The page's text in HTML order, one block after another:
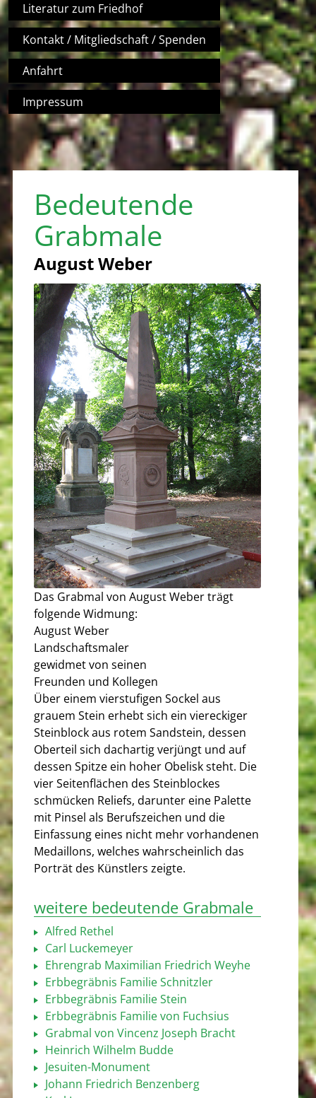
Literatur zum Friedhof
Kontakt / Mitgliedschaft / Spenden
Anfahrt
Impressum
Bedeutende
Grabmale
August Weber
Das Grabmal von August Weber trägt
folgende Widmung:
August Weber
Landschaftsmaler
gewidmet von seinen
Freunden und Kollegen
Über einem vierstufigen Sockel aus
grauem Stein erhebt sich ein viereckiger
Steinblock aus rotem Sandstein, dessen
Oberteil sich dachartig verjüngt und auf
dessen Spitze ein hoher Obelisk steht. Die
vier Seitenflächen des Steinblockes
schmücken Reliefs, darunter eine Palette
mit Pinsel als Berufszeichen und die
Einfassung eines nicht mehr vorhandenen
Medaillons, welches wahrscheinlich das
Porträt des Künstlers zeigte.
weitere bedeutende Grabmale
Alfred Rethel
Carl Luckemeyer
Ehrengrab Maximilian Friedrich Weyhe
Erbbegräbnis Familie Schnitzler
Erbbegräbnis Familie Stein
Erbbegräbnis Familie von Fuchsius
Grabmal von Vincenz Joseph Bracht
Heinrich Wilhelm Budde
Jesuiten-Monument
Johann Friedrich Benzenberg